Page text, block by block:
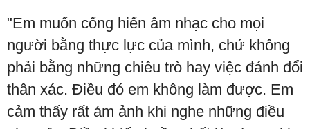
"Em muốn cống hiến âm nhạc cho mọi
người bằng thực lực của mình, chứ không
phải bằng những chiêu trò hay việc đánh đổi
thân xác. Điều đó em không làm được. Em
cảm thấy rất ám ảnh khi nghe những điều